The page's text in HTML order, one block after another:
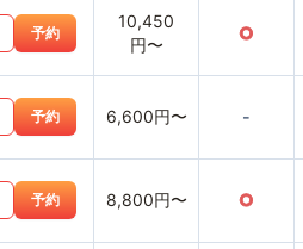
予約
10,450
円〜
○
予約 6,600円〜 -
予約 8,800円〜 ○